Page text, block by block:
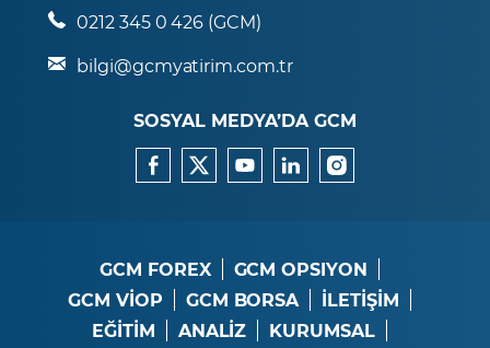
0212 345 0 426 (GCM)
bilgi@gcmyatirim.com.tr
SOSYAL MEDYA’DA GCM
GCM FOREX
GCM OPSIYON
GCM VİOP
GCM BORSA
İLETİŞİM
EĞİTİM
ANALİZ
KURUMSAL